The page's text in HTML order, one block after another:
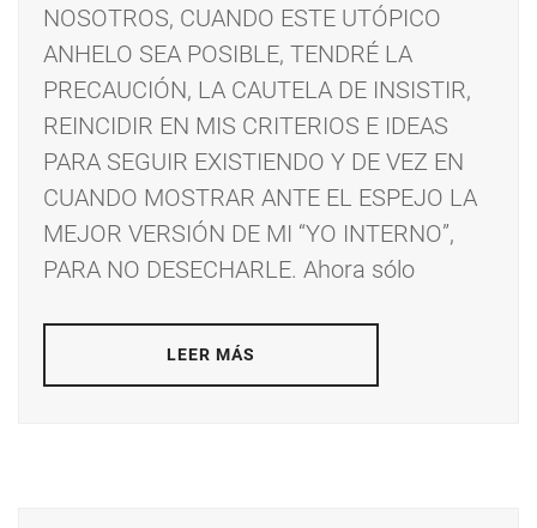
NOSOTROS, CUANDO ESTE UTÓPICO
ANHELO SEA POSIBLE, TENDRÉ LA
PRECAUCIÓN, LA CAUTELA DE INSISTIR,
REINCIDIR EN MIS CRITERIOS E IDEAS
PARA SEGUIR EXISTIENDO Y DE VEZ EN
CUANDO MOSTRAR ANTE EL ESPEJO LA
MEJOR VERSIÓN DE MI “YO INTERNO”,
PARA NO DESECHARLE. Ahora sólo
LEER MÁS